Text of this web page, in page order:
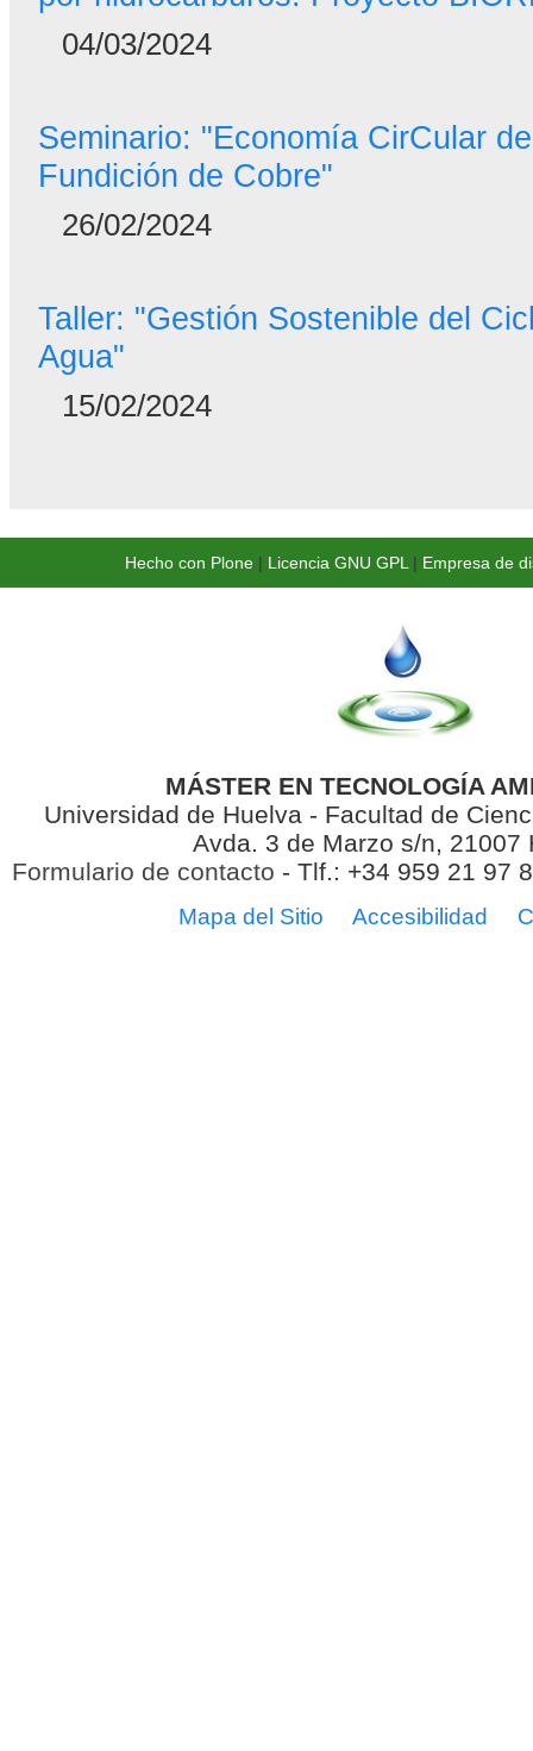
04/03/2024
Seminario: "Economía CirCular
Fundición de Cobre"
26/02/2024
Taller: "Gestión Sostenible del
Agua"
15/02/2024
Hecho con Plone| Licencia GNU GPL| Empresa de
MÁSTER EN TECNOLOGÍA
Universidad de Huelva - Facultad de
Avda. 3 de Marzo s/n, 21007
Formulario de contacto - Tlf.: +34 959 21 97
Mapa del Sitio Accesibilidad